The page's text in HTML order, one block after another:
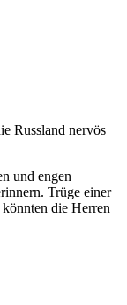
Russland nervös
und engen
Trüge einer
die Herren